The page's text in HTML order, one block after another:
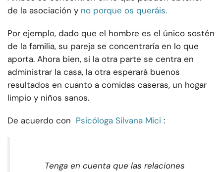
de la asociación y no porque os queráis.
Por ejemplo, dado que el hombre es el único sostén
de la familia, su pareja se concentraría en lo que
aporta. Ahora bien, si la otra parte se centra en
administrar la casa, la otra esperará buenos
resultados en cuanto a comidas caseras, un hogar
limpio y niños sanos.
De acuerdo con Psicóloga Silvana Mici :
Tenga en cuenta que las relaciones